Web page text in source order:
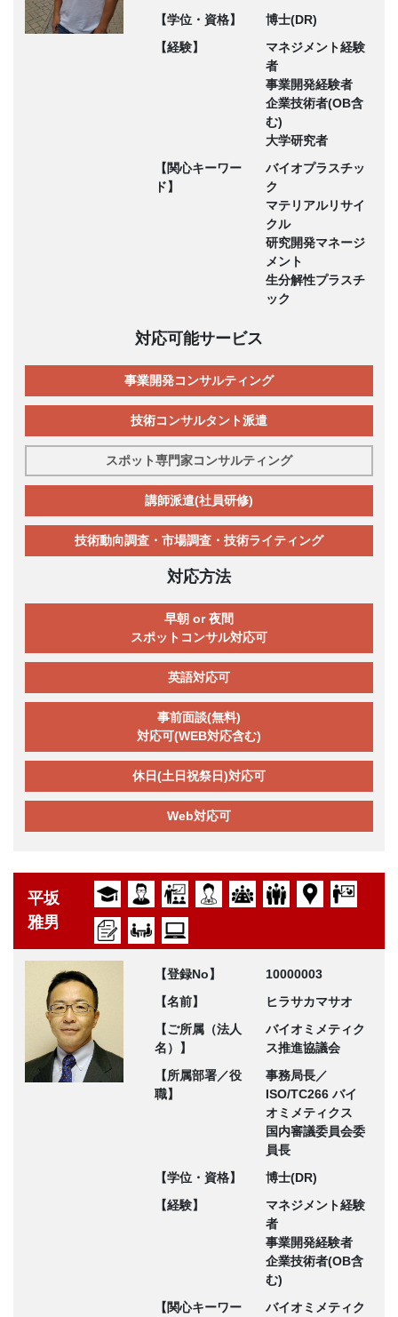
【学位・資格】
博士(DR)
【経験】
マネジメント経験
者
事業開発経験者
企業技術者(OB含
む)
大学研究者
【関心キーワー
ド】
バイオプラスチッ
ク
マテリアルリサイ
クル
研究開発マネージ
メント
生分解性プラスチ
ック
対応可能サービス
事業開発コンサルティング
技術コンサルタント派遣
スポット専門家コンサルティング
講師派遣(社員研修)
技術動向調査・市場調査・技術ライティング
対応方法
早朝 or 夜間
スポットコンサル対応可
英語対応可
事前面談(無料)
対応可(WEB対応含む)
休日(土日祝祭日)対応可
Web対応可
平坂
雅男
【登録No】
10000003
【名前】
ヒラサカマサオ
【ご所属（法人
名）】
バイオミメティク
ス推進協議会
【所属部署／役
職】
事務局長／
ISO/TC266 バイ
オミメティクス
国内審議委員会委
員長
【学位・資格】
博士(DR)
【経験】
マネジメント経験
者
事業開発経験者
企業技術者(OB含
む)
【関心キーワー
バイオミメティク